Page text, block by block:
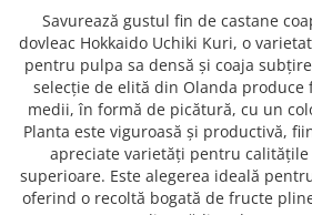
Bulbi de Narcise
Bulbi de Ranunculus
Bulbi de Tigridia
Bulbi de Zambile
Bulbi de Zantedeschia
Bulbi Sparaxis
Mixuri de Bulbi
Savurează gustul fin de castane
dovleac Hokkaido Uchiki Kuri, o
pentru pulpa sa densă și coaja
selecție de elită din Olanda
medii, în formă de picătură, cu un
Planta este viguroasă și productivă,
apreciate varietăți pentru calitățile
superioare. Este alegerea ideală
oferind o recoltă bogată de fructe